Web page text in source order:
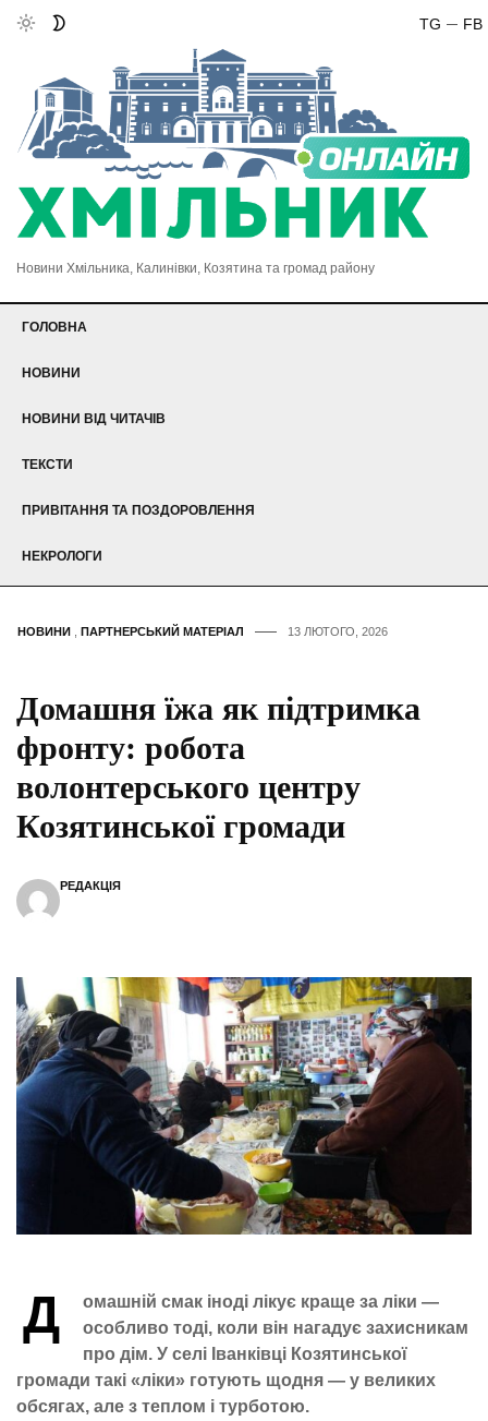
FB
TG
Новини Хмільника, Калинівки, Козятина та громад району
ГОЛОВНА
НОВИНИ
НОВИНИ ВІД ЧИТАЧІВ
ТЕКСТИ
ПРИВІТАННЯ ТА ПОЗДОРОВЛЕННЯ
НЕКРОЛОГИ
НОВИНИ ПАРТНЕРСЬКИЙ МАТЕРІАЛ 13 ЛЮТОГО, 2026
Домашня їжа як підтримка
фронту: робота
волонтерського центру
Козятинської громади
РЕДАКЦІЯ
Д
омашній смак іноді лікує краще за ліки —
особливо тоді, коли він нагадує захисникам
про дім. У селі Іванківці Козятинської
громади такі «ліки» готують щодня — у великих
обсягах, але з теплом і турботою.